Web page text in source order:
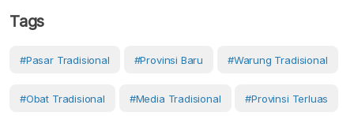
Tags
#Pasar Tradisional #provinsi Baru #warung Tradisional
#Obat Tradisional #media Tradisional #provinsi Terluas